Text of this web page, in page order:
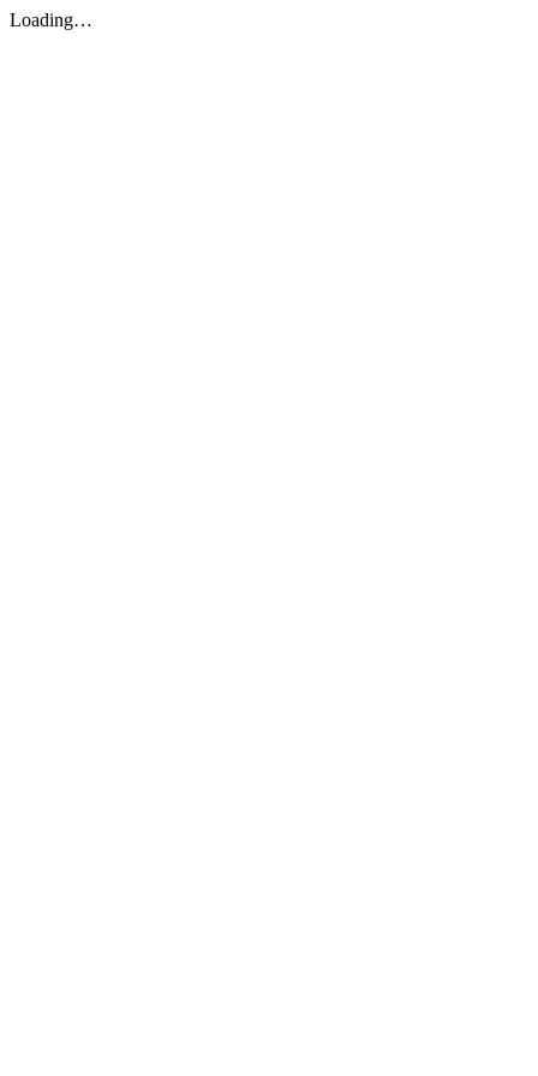
Loading…